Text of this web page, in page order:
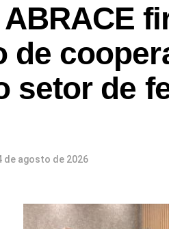
ABRACE
de
setor de
de agosto de 2026